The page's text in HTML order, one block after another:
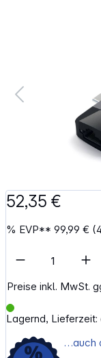
52,35 €
% EVP**99,99 €
Preise inkl. MwSt.
Lagernd,
Artikel
…auch